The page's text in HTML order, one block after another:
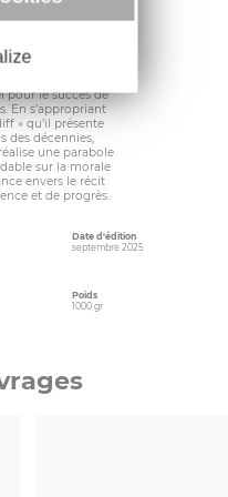
scientifiques,
des masses
religieuses,
sont
pour le succès de
En s’appropriant
» qu’il présente
des décennies,
une parabole
sur la morale
envers le récit
et de progrès.
Date d'édition
septembre 2025
Poids
1000 gr